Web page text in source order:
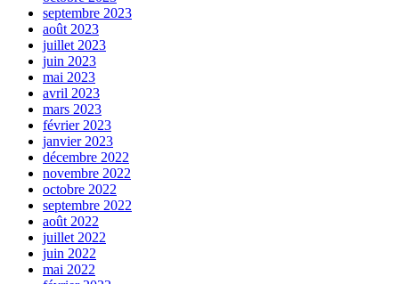
septembre 2023
août 2023
juillet 2023
juin 2023
mai 2023
avril 2023
mars 2023
février 2023
janvier 2023
décembre 2022
novembre 2022
octobre 2022
septembre 2022
août 2022
juillet 2022
juin 2022
mai 2022